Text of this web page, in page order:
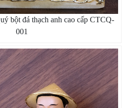
bột đá thạch anh cao cấp CTCQ-
001